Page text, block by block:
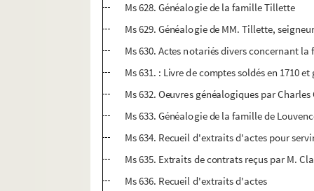
Ms 628. Généalogie de la famille Tillette
Ms 629. Généalogie de MM. Tillette,
Ms 630. Actes notariés divers concernant
Ms 631. : Livre de comptes soldés en 1710
Ms 632. Oeuvres généalogiques par
Ms 633. Généalogie de la famille de
Ms 634. Recueil d'extraits d'actes pour
Ms 635. Extraits de contrats reçus par M.
Ms 636. Recueil d'extraits d'actes